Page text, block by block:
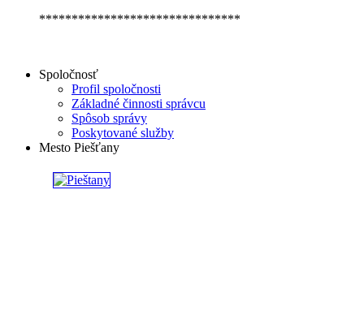
*******************************
Spoločnosť
Profil spoločnosti
Základné činnosti správcu
Spôsob správy
Poskytované služby
Mesto Piešťany